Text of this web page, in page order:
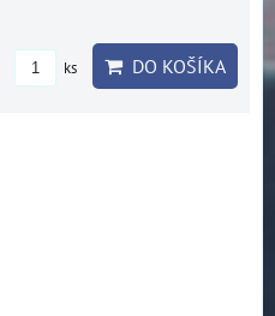
ks DO KOŠÍKA